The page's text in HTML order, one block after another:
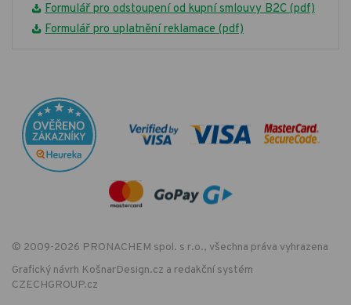
Formulář pro odstoupení od kupní smlouvy B2C (pdf)
Formulář pro uplatnění reklamace (pdf)
© 2009-2026 PRONACHEM spol. s r.o., všechna práva vyhrazena
Grafický návrh KošnarDesign.cz a redakční systém
CZECHGROUP.cz